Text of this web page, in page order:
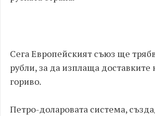
Сега Европейският съюз ще
рубли, за да изплаща доставките
гориво.
Петро-доларовата система,